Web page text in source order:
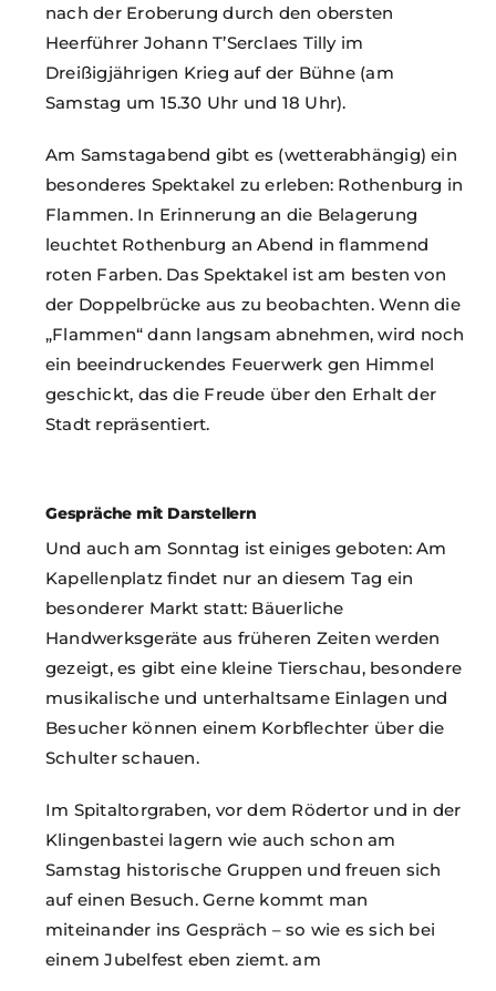
nach der Eroberung durch den obersten
Heerführer Johann T’Serclaes Tilly im
Dreißigjährigen Krieg auf der Bühne (am
Samstag um 15.30 Uhr und 18 Uhr).
Am Samstagabend gibt es (wetterabhängig) ein
besonderes Spektakel zu erleben: Rothenburg in
Flammen. In Erinnerung an die Belagerung
leuchtet Rothenburg an Abend in flammend
roten Farben. Das Spektakel ist am besten von
der Doppelbrücke aus zu beobachten. Wenn die
„Flammen“ dann langsam abnehmen, wird noch
ein beeindruckendes Feuerwerk gen Himmel
geschickt, das die Freude über den Erhalt der
Stadt repräsentiert.
Gespräche mit Darstellern
Und auch am Sonntag ist einiges geboten: Am
Kapellenplatz findet nur an diesem Tag ein
besonderer Markt statt: Bäuerliche
Handwerksgeräte aus früheren Zeiten werden
gezeigt, es gibt eine kleine Tierschau, besondere
musikalische und unterhaltsame Einlagen und
Besucher können einem Korbflechter über die
Schulter schauen.
Im Spitaltorgraben, vor dem Rödertor und in der
Klingenbastei lagern wie auch schon am
Samstag historische Gruppen und freuen sich
auf einen Besuch. Gerne kommt man
miteinander ins Gespräch – so wie es sich bei
einem Jubelfest eben ziemt. am